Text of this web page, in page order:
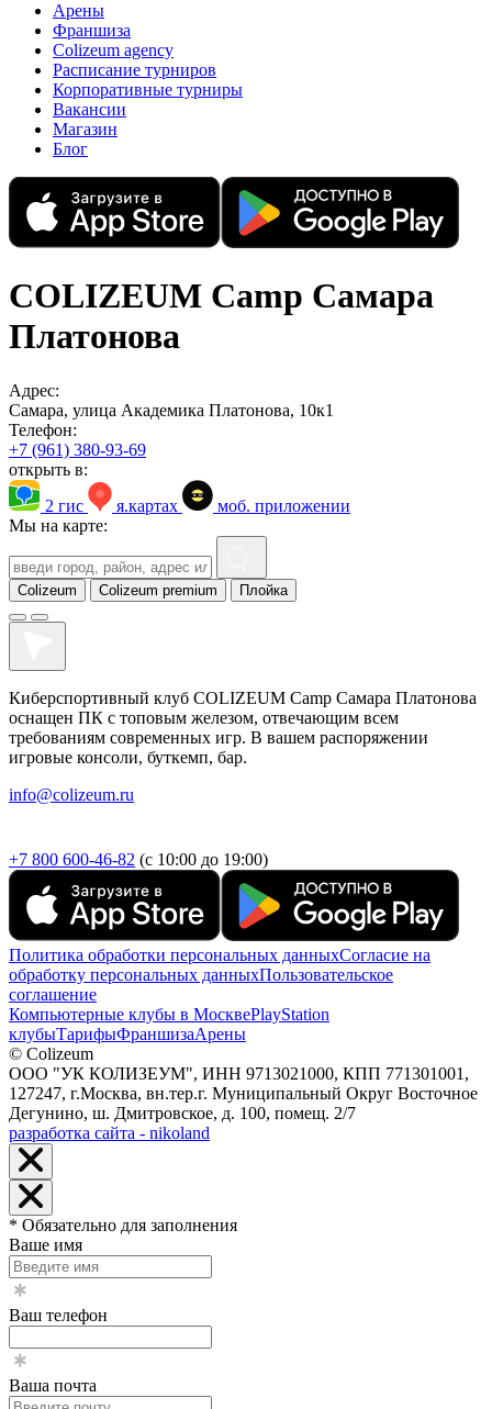
Арены
Франшиза
Colizeum agency
Расписание турниров
Корпоративные турниры
Вакансии
Магазин
Блог
COLIZEUM Camp Самара
Платонова
Адрес:
Самара, улица Академика Платонова, 10к1
Телефон:
+7 (961) 380-93-69
открыть в:
2 гис
я.картах
моб. приложении
Мы на карте:
Colizeum Colizeum premium Плойка
Киберспортивный клуб COLIZEUM Camp Самара Платонова
оснащен ПК с топовым железом, отвечающим всем
требованиям современных игр. В вашем распоряжении
игровые консоли, буткемп, бар.
info@colizeum.ru
+7 800 600-46-82 (с 10:00 до 19:00)
Политика обработки персональных данныхСогласие на
обработку персональных данныхПользовательское
соглашение
Компьютерные клубы в МосквеPlayStation
клубыТарифыФраншизаАрены
© Colizeum
ООО "УК КОЛИЗЕУМ", ИНН 9713021000, КПП 771301001,
127247, г.Москва, вн.тер.г. Муниципальный Округ Восточное
Дегунино, ш. Дмитровское, д. 100, помещ. 2/7
разработка сайта - nikoland
* Обязательно для заполнения
Ваше имя
Ваш телефон
Ваша почта